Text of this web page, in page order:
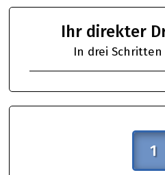
Ihr direkter
In drei Schritten
1